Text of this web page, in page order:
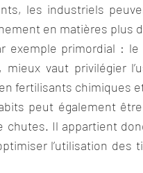
les industriels
en matières plus
exemple primordial :
vaut privilégier
fertilisants chimiques
peut également
chutes. Il appartient
l’utilisation